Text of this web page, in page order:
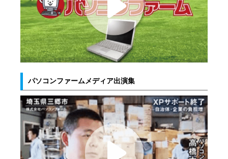
パソコンファームメディア出演集